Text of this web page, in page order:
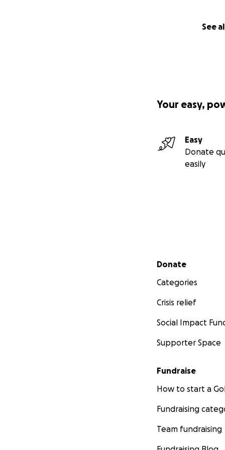
See
Your easy,
Easy
Donate
easily
Secondary menu
Donate
Categories
Crisis relief
Social Impact
Supporter Space
Fundraise
How to start a
Fundraising
Team fundraising